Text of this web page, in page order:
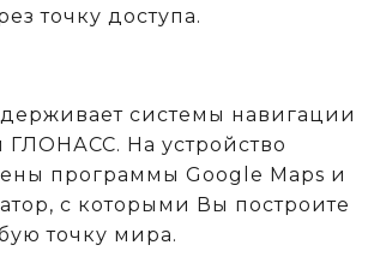
точку доступа.
системы навигации
ГЛОНАСС. На устройство
программы Google Maps и
с которыми Вы построите
точку мира.